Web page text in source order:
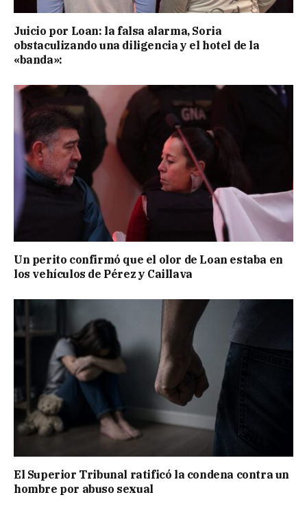
Juicio por Loan: la falsa alarma, Soria
obstaculizando una diligencia y el hotel de la
«banda»:
Un perito confirmó que el olor de Loan estaba en
los vehículos de Pérez y Caillava
El Superior Tribunal ratificó la condena contra un
hombre por abuso sexual